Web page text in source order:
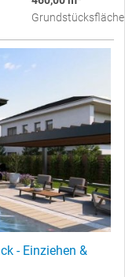
Grundstücksfläche
- Einziehen &